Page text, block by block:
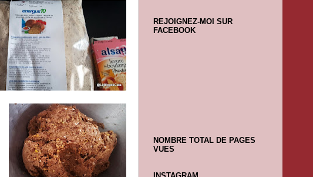
REJOIGNEZ-MOI SUR
FACEBOOK
NOMBRE TOTAL DE PAGES
VUES